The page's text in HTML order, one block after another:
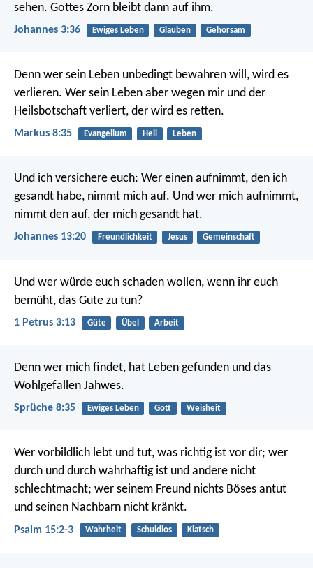
sehen. Gottes Zorn bleibt dann auf ihm.
Johannes 3:36 Ewiges Leben Glauben Gehorsam
Denn wer sein Leben unbedingt bewahren will, wird es
verlieren. Wer sein Leben aber wegen mir und der
Heilsbotschaft verliert, der wird es retten.
Markus 8:35 Evangelium Heil Leben
Und ich versichere euch: Wer einen aufnimmt, den ich
gesandt habe, nimmt mich auf. Und wer mich aufnimmt,
nimmt den auf, der mich gesandt hat.
Johannes 13:20 Freundlichkeit Jesus Gemeinschaft
Und wer würde euch schaden wollen, wenn ihr euch
bemüht, das Gute zu tun?
1 Petrus 3:13 Güte Übel Arbeit
Denn wer mich findet, hat Leben gefunden und das
Wohlgefallen Jahwes.
Sprüche 8:35 Ewiges Leben Gott Weisheit
Wer vorbildlich lebt und tut, was richtig ist vor dir; wer
durch und durch wahrhaftig ist und andere nicht
schlechtmacht; wer seinem Freund nichts Böses antut
und seinen Nachbarn nicht kränkt.
Psalm 15:2-3 Wahrheit Schuldlos Klatsch